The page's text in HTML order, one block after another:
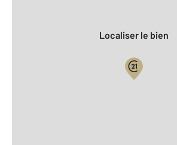
Localiser le bien